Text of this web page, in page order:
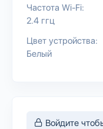
Частота Wi-Fi:
2.4 ггц
Цвет устройства:
Белый
Войдите